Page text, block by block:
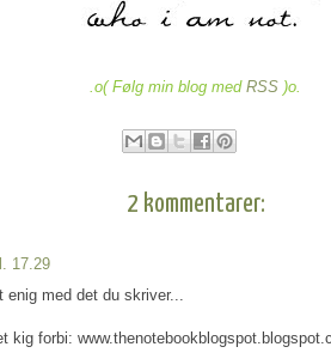
.o( Følg min blog med RSS )o.
2 kommentarer:
17.29
enig med det du skriver...
kig forbi: